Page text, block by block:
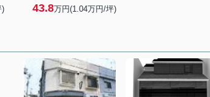
) 43.8万円(1.04万円/坪)